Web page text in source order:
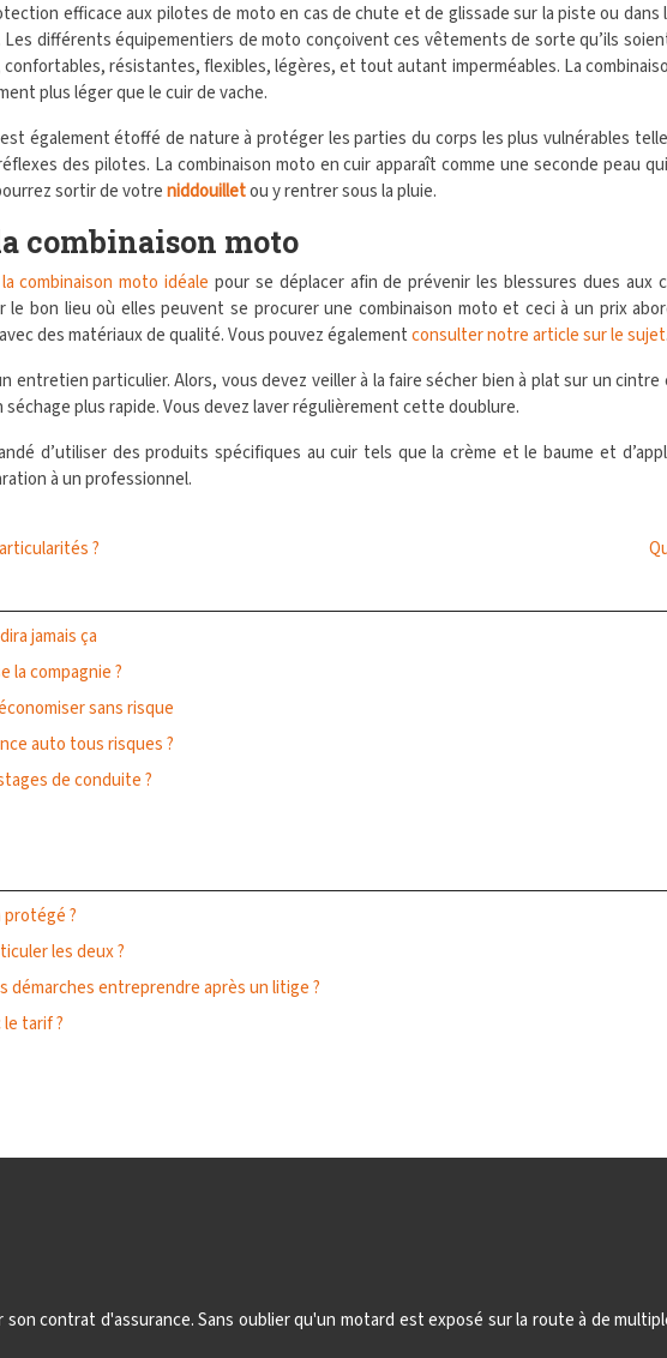
efficace aux pilotes de moto en cas de chute et de glissade sur la piste ou
différents équipementiers de moto conçoivent ces vêtements de sorte qu’ils
résistantes, flexibles, légères, et tout autant imperméables. La
plus léger que le cuir de vache.
également étoffé de nature à protéger les parties du corps les plus vulnérables
des pilotes. La combinaison moto en cuir apparaît comme une seconde peau
sortir de votreniddouilletou y rentrer sous la pluie.
combinaison moto
combinaison moto idéale pour se déplacer afin de prévenir les blessures dues aux
bon lieu où elles peuvent se procurer une combinaison moto et ceci à un prix
des matériaux de qualité. Vous pouvez égalementconsulter notre article sur le sujet
entretien particulier. Alors, vous devez veiller à la faire sécher bien à plat sur un
plus rapide. Vous devez laver régulièrement cette doublure.
d’utiliser des produits spécifiques au cuir tels que la crème et le baume et
à un professionnel.
?
jamais ça
la compagnie ?
sans risque
auto tous risques ?
de conduite ?
?
les deux ?
entreprendre après un litige ?
tarif ?
contrat d'assurance. Sans oublier qu'un motard est exposé sur la route à de